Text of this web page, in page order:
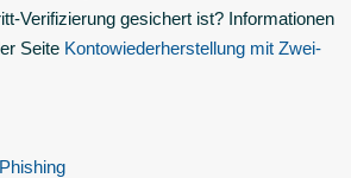
Verifizierung gesichert ist? Informationen
Seite Kontowiederherstellung mit Zwei-